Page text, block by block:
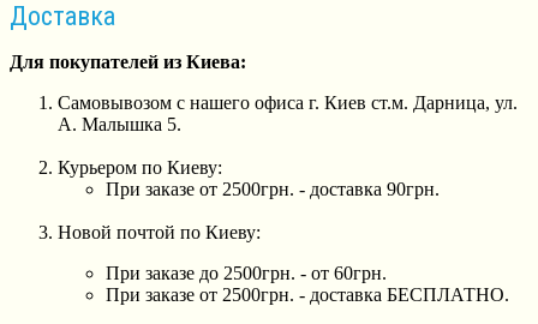
Доставка
Для покупателей из Киева:
Самовывозом с нашего офиса г. Киев ст.м. Дарница, ул.
А. Малышка 5.
Курьером по Киеву:
При заказе от 2500грн. - доставка 90грн.
Новой почтой по Киеву:
При заказе до 2500грн. - от 60грн.
При заказе от 2500грн. - доставка БЕСПЛАТНО.